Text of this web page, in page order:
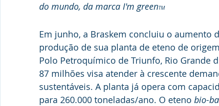
do mundo, da marca I'm greenTM
Em junho, a Braskem concluiu o aumento
produção de sua planta de eteno de
Polo Petroquímico de Triunfo, Rio Grande
87 milhões visa atender à crescente
sustentáveis. A planta já opera com
para 260.000 toneladas/ano. O eteno bio-